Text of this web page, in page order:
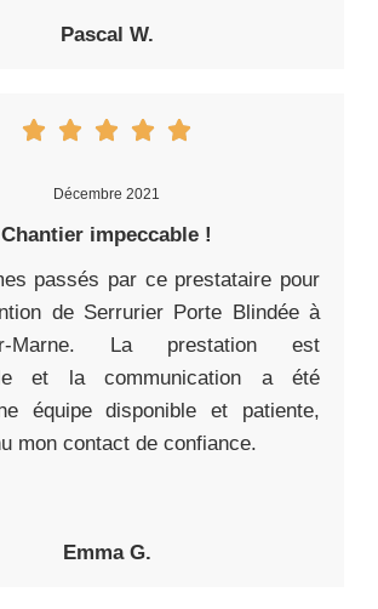
Pascal W.
Décembre 2021
Chantier impeccable !
passés par ce prestataire pour
de Serrurier Porte Blindée à
Marne. La prestation est
et la communication a été
équipe disponible et patiente,
mon contact de confiance.
Emma G.